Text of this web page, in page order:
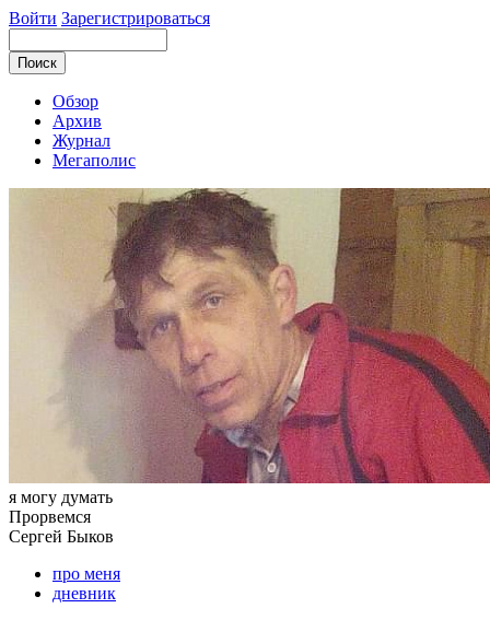
Войти Зарегистрироваться
Обзор
Архив
Журнал
Мегаполис
я могу думать
Прорвемся
Cергей Быков
про меня
дневник